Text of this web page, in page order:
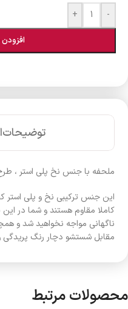
-
+
توضیحات
ملحفه با جنس نخ پلی استر ، طرح برگ
این جنس ترکیبی نخ و پلی استر
کاملا مقاوم هستند و شما در
ناگهانی مواجه نخواهید شد و
مقابل شستشو دچار رنگ پریدگی
محصولات مرتبط